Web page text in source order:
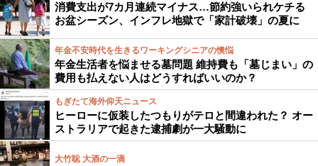
消費支出が7カ月連続マイナス…節約強いられケチる
お盆シーズン、インフレ地獄で「家計破壊」の夏に
年金不安時代を生きるワーキングシニアの懊悩
年金生活者を悩ませる墓問題 維持費も「墓じまい」の
費用も払えない人はどうすればいいのか？
もぎたて海外仰天ニュース
ヒーローに仮装したつもりがテロと間違われた？ オー
ストラリアで起きた逮捕劇が一大騒動に
大竹聡 大酒の一滴